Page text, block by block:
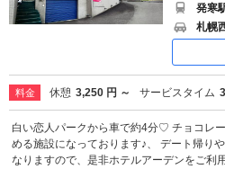
発寒
札幌
料金 休憩 3,250 円 ～ サービスタイム
白い恋人パークから車で約4分♡ チョコレ
める施設になっております♪、 デート帰り
なりますので、是非ホテルアーデンをご利